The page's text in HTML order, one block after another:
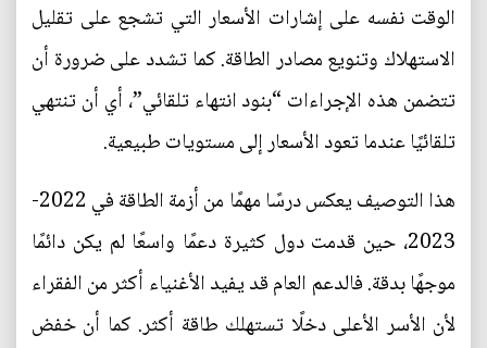
الوقت نفسه على إشارات الأسعار التي تشجع على تقليل
الاستهلاك وتنويع مصادر الطاقة. كما تشدد على ضرورة أن
تتضمن هذه الإجراءات “بنود انتهاء تلقائي”، أي أن تنتهي
تلقائيًا عندما تعود الأسعار إلى مستويات طبيعية.
هذا التوصيف يعكس درسًا مهمًا من أزمة الطاقة في 2022-
2023، حين قدمت دول كثيرة دعمًا واسعًا لم يكن دائمًا
موجهًا بدقة. فالدعم العام قد يفيد الأغنياء أكثر من الفقراء
لأن الأسر الأعلى دخلًا تستهلك طاقة أكثر. كما أن خفض